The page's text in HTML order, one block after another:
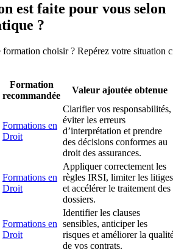
est faite pour vous selon
?
formation choisir ? Repérez votre situation
Formation
recommandée
Valeur ajoutée obtenue
Formations en
Droit
Clarifier vos responsabilités,
éviter les erreurs
d’interprétation et prendre
des décisions conformes au
droit des assurances.
Formations en
Droit
Appliquer correctement les
règles IRSI, limiter les litiges
et accélérer le traitement des
dossiers.
Formations en
Droit
Identifier les clauses
sensibles, anticiper les
risques et améliorer la
de vos contrats.